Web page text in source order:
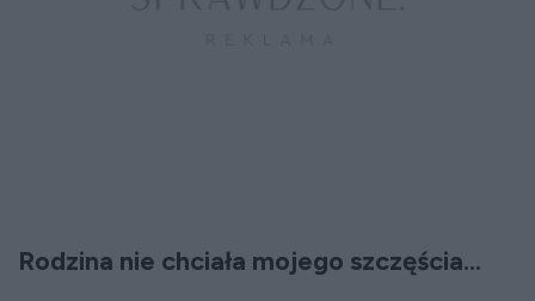
Rodzina nie chciała mojego szczęścia...